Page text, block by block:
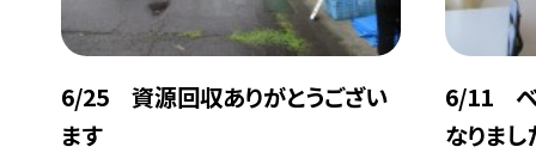
6/25 資源回収ありがとうござい
ます
6/11 ベ
なりまし